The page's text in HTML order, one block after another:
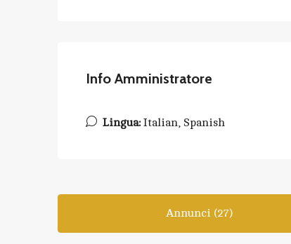
Info Amministratore
Lingua:Italian, Spanish
Annunci (27)